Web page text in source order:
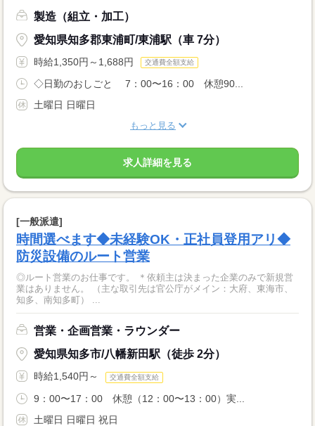
製造（組立・加工）
愛知県知多郡東浦町/東浦駅（車 7分）
時給1,350円～1,688円 交通費全額支給
◇日勤のおしごと 7：00〜16：00 休憩90...
土曜日 日曜日
もっと見る
求人詳細を見る
[一般派遣]
時間選べます◆未経験OK・正社員登用アリ◆
防災設備のルート営業
◎ルート営業のお仕事です。 ＊依頼主は決まった企業のみで新規営
業はありません。 （主な取引先は官公庁がメイン：大府、東海市、
知多、南知多町） ...
営業・企画営業・ラウンダー
愛知県知多市/八幡新田駅（徒歩 2分）
時給1,540円～ 交通費全額支給
9：00〜17：00 休憩（12：00〜13：00）実...
土曜日 日曜日 祝日